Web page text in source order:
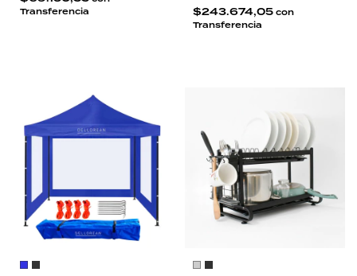
Transferencia
$243.674,05 con
Transferencia